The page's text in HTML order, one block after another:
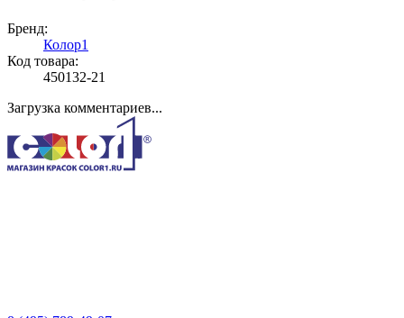
Бренд:
Колор1
Код товара:
450132-21
Загрузка комментариев...